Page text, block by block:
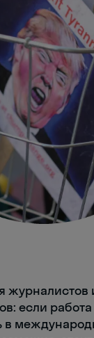
журналистов
если работа
в